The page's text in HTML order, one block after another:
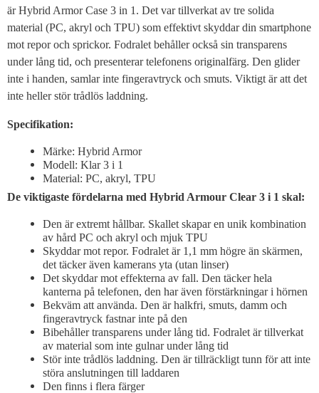
är Hybrid Armor Case 3 in 1. Det var tillverkat av tre solida
material (PC, akryl och TPU) som effektivt skyddar din smartphone
mot repor och sprickor. Fodralet behåller också sin transparens
under lång tid, och presenterar telefonens originalfärg. Den glider
inte i handen, samlar inte fingeravtryck och smuts. Viktigt är att det
inte heller stör trådlös laddning.
Specifikation:
Märke: Hybrid Armor
Modell: Klar 3 i 1
Material: PC, akryl, TPU
De viktigaste fördelarna med Hybrid Armour Clear 3 i 1 skal:
Den är extremt hållbar. Skallet skapar en unik kombination
av hård PC och akryl och mjuk TPU
Skyddar mot repor. Fodralet är 1,1 mm högre än skärmen,
det täcker även kamerans yta (utan linser)
Det skyddar mot effekterna av fall. Den täcker hela
kanterna på telefonen, den har även förstärkningar i hörnen
Bekväm att använda. Den är halkfri, smuts, damm och
fingeravtryck fastnar inte på den
Bibehåller transparens under lång tid. Fodralet är tillverkat
av material som inte gulnar under lång tid
Stör inte trådlös laddning. Den är tillräckligt tunn för att inte
störa anslutningen till laddaren
Den finns i flera färger